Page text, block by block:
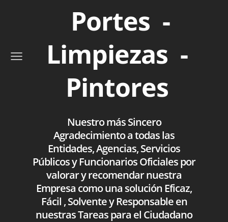
Portes -
Limpiezas -
Pintores
Nuestro más Sincero
Agradecimiento a todas las
Entidades, Agencias, Servicios
Públicos y Funcionarios Oficiales por
valorar y recomendar nuestra
Empresa como una solución Eficaz,
Fácil , Solvente y Responsable en
nuestras Tareas para el Ciudadano